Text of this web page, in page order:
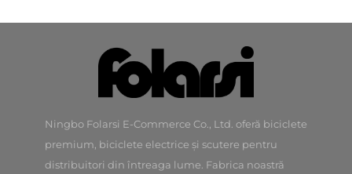
Ningbo Folarsi E-Commerce Co., Ltd. oferă biciclete
premium, biciclete electrice și scutere pentru
distribuitori din întreaga lume. Fabrica noastră